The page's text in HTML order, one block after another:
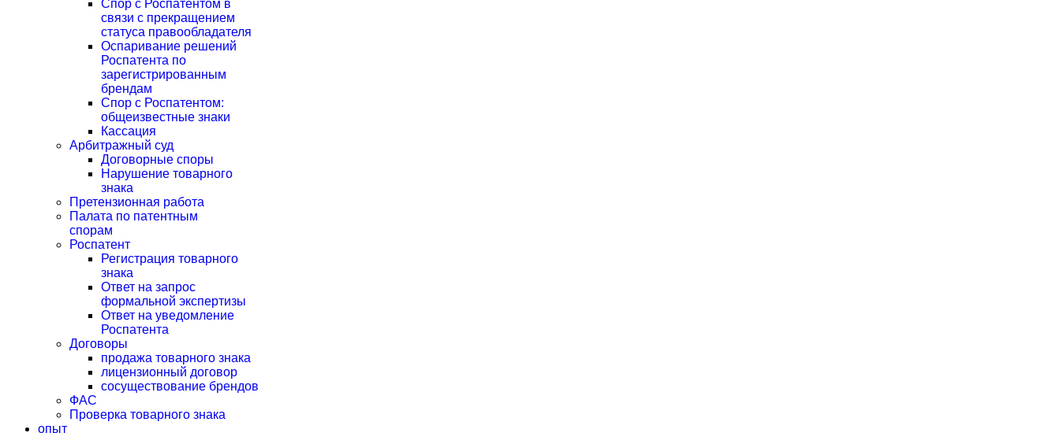
Спор с Роспатентом в
связи с прекращением
статуса правообладателя
Оспаривание решений
Роспатента по
зарегистрированным
брендам
Спор с Роспатентом:
общеизвестные знаки
Кассация
Арбитражный суд
Договорные споры
Нарушение товарного
знака
Претензионная работа
Палата по патентным
спорам
Роспатент
Регистрация товарного
знака
Ответ на запрос
формальной экспертизы
Ответ на уведомление
Роспатента
Договоры
продажа товарного знака
лицензионный договор
сосуществование брендов
ФАС
Проверка товарного знака
опыт